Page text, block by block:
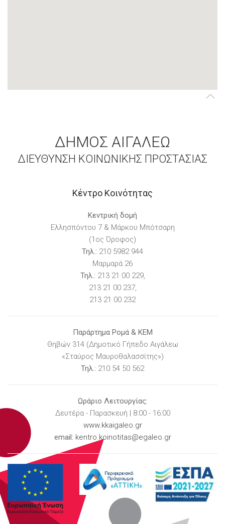
ΔΗΜΟΣ ΑΙΓΑΛΕΩ
ΔΙΕΥΘΥΝΣΗ ΚΟΙΝΩΝΙΚΗΣ ΠΡΟΣΤΑΣΙΑΣ
Κέντρο Κοινότητας
Κεντρική δομή
Ελλησπόντου 7 & Μάρκου Μπότσαρη
(1ος Όροφος)
Τηλ.: 210 5982 944
Μαρμαρά 26
Τηλ.: 213 21 00 229,
213 21 00 237,
213 21 00 232
Παράρτημα Ρομά & ΚΕΜ
Θηβών 314 (Δημοτικό Γήπεδο Αιγάλεω
«Σταύρος Μαυροθαλασσίτης»)
Τηλ.: 210 54 50 562
Ωράριο Λειτουργίας:
Δευτέρα - Παρασκευή | 8:00 - 16:00
www.kkaigaleo.gr
email: kentro.koinotitas@egaleo.gr